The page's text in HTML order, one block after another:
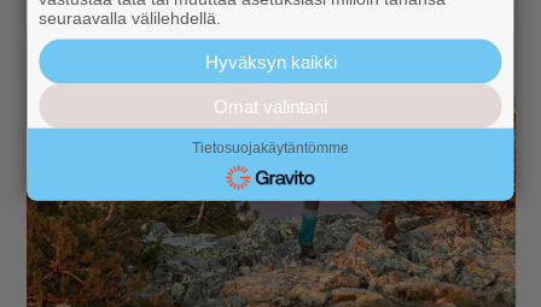
seuraavalla välilehdellä.
Hyväksyn kaikki
Omat valintani
Tietosuojakäytäntömme